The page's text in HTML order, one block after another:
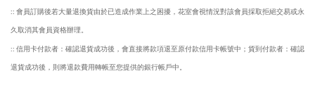
:: 會員訂購後若大量退換貨由於已造成作業上之困擾，花室會視情況對該會員採取拒絕交易或永
久取消其會員資格辦理。
:: 信用卡付款者：確認退貨成功後，會直接將款項退至原付款信用卡帳號中；貨到付款者：確認
退貨成功後，則將退款費用轉帳至您提供的銀行帳戶中。